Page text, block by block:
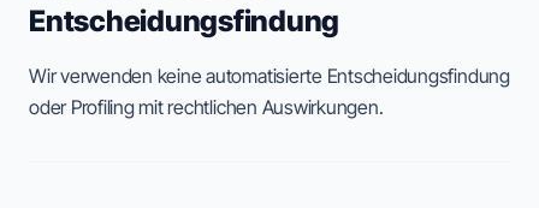
Entscheidungsfindung
Wir verwenden keine automatisierte Entscheidungsfindung
oder Profiling mit rechtlichen Auswirkungen.